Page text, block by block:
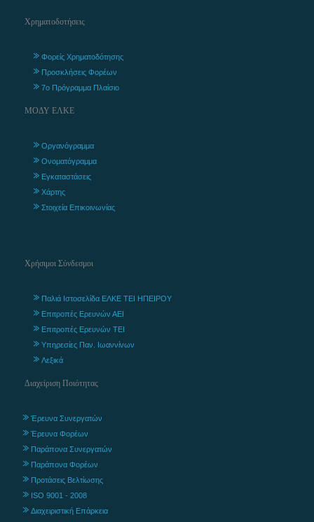
Χρηματοδοτήσεις
Φορείς Χρηματοδότησης
Προσκλήσεις Φορέων
7ο Πρόγραμμα Πλαίσιο
ΜΟΔΥ ΕΛΚΕ
Οργανόγραμμα
Ονοματόγραμμα
Εγκαταστάσεις
Χάρτης
Στοιχεία Επικοινωνίας
Χρήσιμοι Σύνδεσμοι
Παλιά Ιστοσελίδα ΕΛΚΕ ΤΕΙ ΗΠΕΙΡΟΥ
Επιτροπές Ερευνών ΑΕΙ
Επιτροπές Ερευνών ΤΕΙ
Υπηρεσίες Παν. Ιωαννίνων
Λεξικά
Διαχείριση Ποιότητας
Έρευνα Συνεργατών
Έρευνα Φορέων
Παράπονα Συνεργατών
Παράπονα Φορέων
Προτάσεις Βελτίωσης
ISO 9001 - 2008
Διαχειριστική Επάρκεια